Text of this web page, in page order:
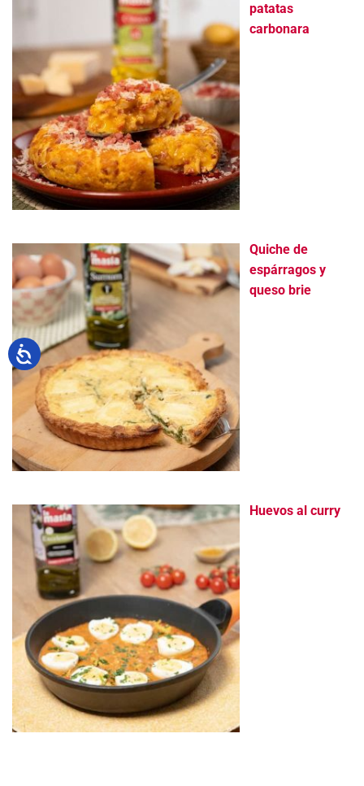
patatas
carbonara
Quiche de
espárragos y
queso brie
Huevos al curry